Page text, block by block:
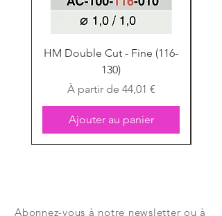
HM Double Cut - Fine (116-
130)
À partir de 44,01 €
Prix promotionnel
Ajouter au panier
Abonnez-vous à notre newsletter ou à